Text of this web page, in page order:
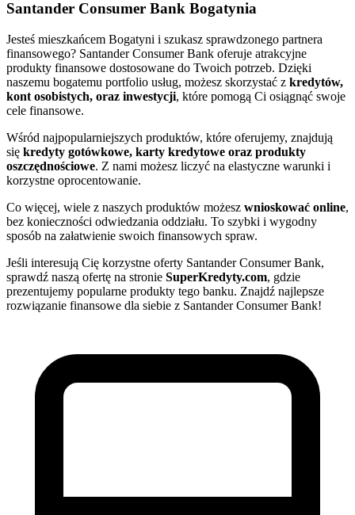
Santander Consumer Bank Bogatynia
Jesteś mieszkańcem Bogatyni i szukasz sprawdzonego partnera
finansowego? Santander Consumer Bank oferuje atrakcyjne
produkty finansowe dostosowane do Twoich potrzeb. Dzięki
naszemu bogatemu portfolio usług, możesz skorzystać z kredytów,
kont osobistych, oraz inwestycji, które pomogą Ci osiągnąć swoje
cele finansowe.
Wśród najpopularniejszych produktów, które oferujemy, znajdują
się kredyty gotówkowe, karty kredytowe oraz produkty
oszczędnościowe. Z nami możesz liczyć na elastyczne warunki i
korzystne oprocentowanie.
Co więcej, wiele z naszych produktów możesz wnioskować online,
bez konieczności odwiedzania oddziału. To szybki i wygodny
sposób na załatwienie swoich finansowych spraw.
Jeśli interesują Cię korzystne oferty Santander Consumer Bank,
sprawdź naszą ofertę na stronie SuperKredyty.com, gdzie
prezentujemy popularne produkty tego banku. Znajdź najlepsze
rozwiązanie finansowe dla siebie z Santander Consumer Bank!